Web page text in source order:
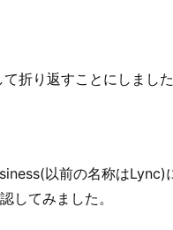
折り返すことにしました
以前の名称はLync)
してみました。